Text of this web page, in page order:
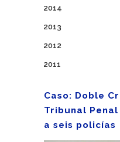
2014
2013
2012
2011
Caso: Doble
Tribunal
a seis policías